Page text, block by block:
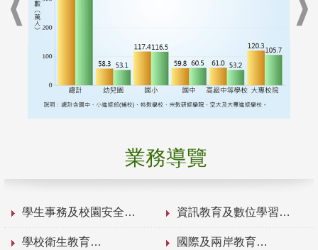
業務導覽
學生事務及校園安全 資訊教育及數位學習
學校衛生教育 國際及兩岸教育